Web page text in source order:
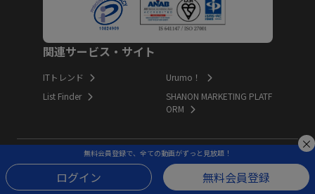
無料会員登録で、全ての動画がずっと見放題！
ログイン 無料会員登録
関連サービス・サイト
ITトレンド
List Finder
Urumo！
SHANON MARKETING PLATF
ORM
Copyright (c) Innovation Inc. All Rights Reserved.